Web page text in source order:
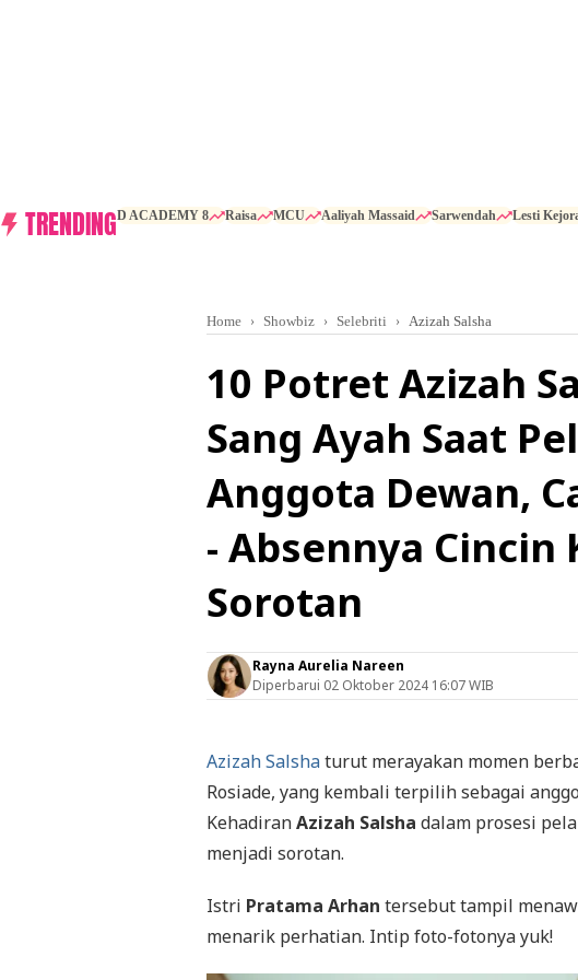
TRENDINGD ACADEMY 8 Raisa MCU Aaliyah Massaid Sarwendah Lesti
Home Showbiz Selebriti Azizah Salsha
10 Potret Azizah
Sang Ayah Saat
Anggota Dewan,
- Absennya Cincin
Sorotan
Rayna Aurelia Nareen
Diperbarui 02 Oktober 2024 16:07 WIB
Azizah Salshaturut merayakan momen
Rosiade, yang kembali terpilih sebagai
KehadiranAzizah Salsha dalam prosesi
menjadi sorotan.
Istri Pratama Arhan tersebut tampil
menarik perhatian. Intip foto-fotonya yuk!